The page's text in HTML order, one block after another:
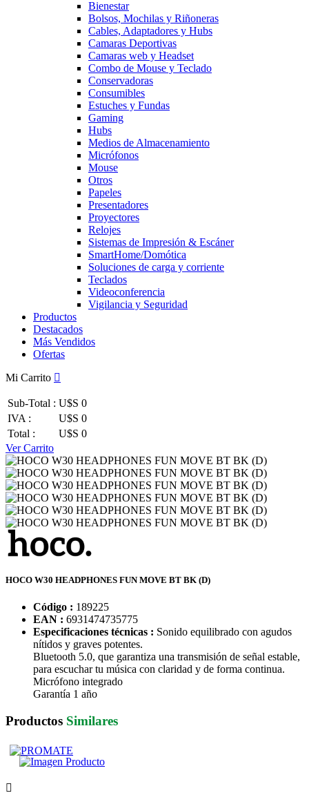
Bienestar
Bolsos, Mochilas y Riñoneras
Cables, Adaptadores y Hubs
Camaras Deportivas
Camaras web y Headset
Combo de Mouse y Teclado
Conservadoras
Consumibles
Estuches y Fundas
Gaming
Hubs
Medios de Almacenamiento
Micrófonos
Mouse
Otros
Papeles
Presentadores
Proyectores
Relojes
Sistemas de Impresión & Escáner
SmartHome/Domótica
Soluciones de carga y corriente
Teclados
Videoconferencia
Vigilancia y Seguridad
Productos
Destacados
Más Vendidos
Ofertas
Mi Carrito
Sub-Total : U$S 0
IVA :
U$S 0
Total :
U$S 0
Ver Carrito
HOCO W30 HEADPHONES FUN MOVE BT BK (D)
Código : 189225
EAN : 6931474735775
Especificaciones técnicas : Sonido equilibrado con agudos
nítidos y graves potentes.
Bluetooth 5.0, que garantiza una transmisión de señal estable,
para escuchar tu música con claridad y de forma continua.
Micrófono integrado
Garantía 1 año
Productos Similares